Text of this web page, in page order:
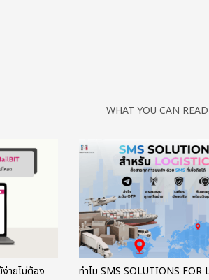
WHAT YOU CAN
ง่ายไม่ต้อง
ทำไม SMS SOLUTIONS FOR